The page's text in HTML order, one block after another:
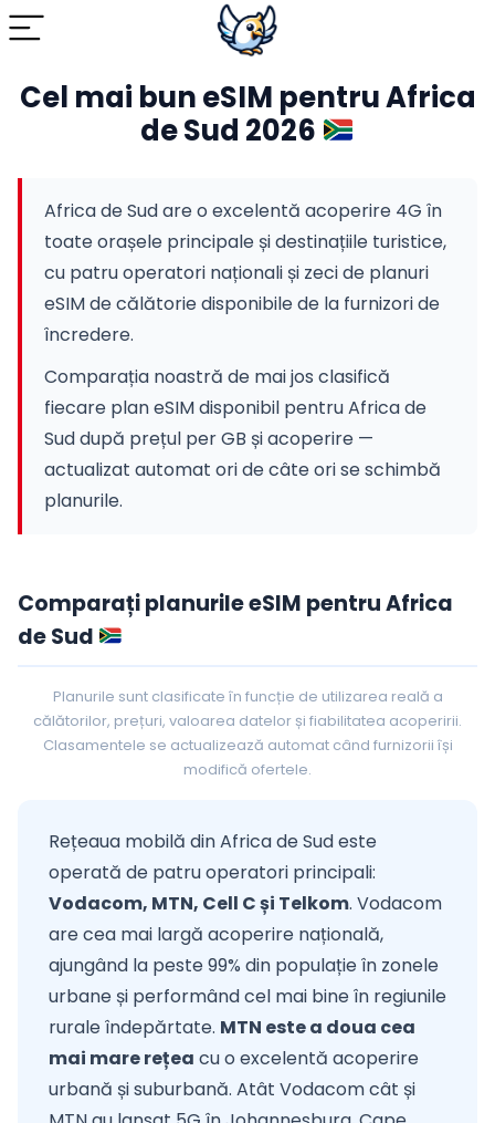
Cel mai bun eSIM pentru Africa
de Sud 2026
Africa de Sud are o excelentă acoperire 4G în
toate orașele principale și destinațiile turistice,
cu patru operatori naționali și zeci de planuri
eSIM de călătorie disponibile de la furnizori de
încredere.
Comparația noastră de mai jos clasifică
fiecare plan eSIM disponibil pentru Africa de
Sud după prețul per GB și acoperire —
actualizat automat ori de câte ori se schimbă
planurile.
Comparați planurile eSIM pentru Africa
de Sud
Planurile sunt clasificate în funcție de utilizarea reală a
călătorilor, prețuri, valoarea datelor și fiabilitatea acoperirii.
Clasamentele se actualizează automat când furnizorii își
modifică ofertele.
Rețeaua mobilă din Africa de Sud este
operată de patru operatori principali:
Vodacom, MTN, Cell C și Telkom. Vodacom
are cea mai largă acoperire națională,
ajungând la peste 99% din populație în zonele
urbane și performând cel mai bine în regiunile
rurale îndepărtate. MTN este a doua cea
mai mare rețea cu o excelentă acoperire
urbană și suburbană. Atât Vodacom cât și